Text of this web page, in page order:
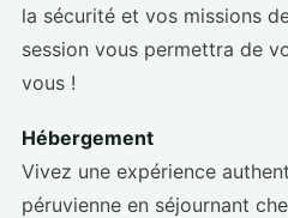
la sécurité et vos missions
session vous permettra de
vous !
Hébergement
Vivez une expérience
péruvienne en séjournant